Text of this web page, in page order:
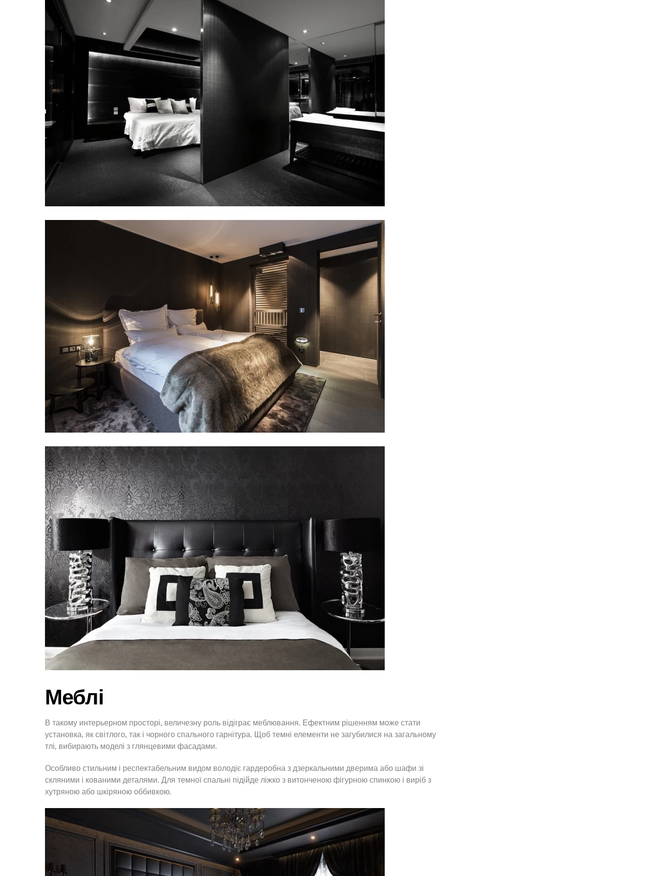
Меблі
В такому интерьерном просторі, величезну роль відіграє меблювання. Ефектним рішенням може стати
установка, як світлого, так і чорного спального гарнітура. Щоб темні елементи не загубилися на загальному
тлі, вибирають моделі з глянцевими фасадами.
Особливо стильним і респектабельним видом володіє гардеробна з дзеркальними дверима або шафи зі
скляними і кованими деталями. Для темної спальні підійде ліжко з витонченою фігурною спинкою і виріб з
хутряною або шкіряною оббивкою.